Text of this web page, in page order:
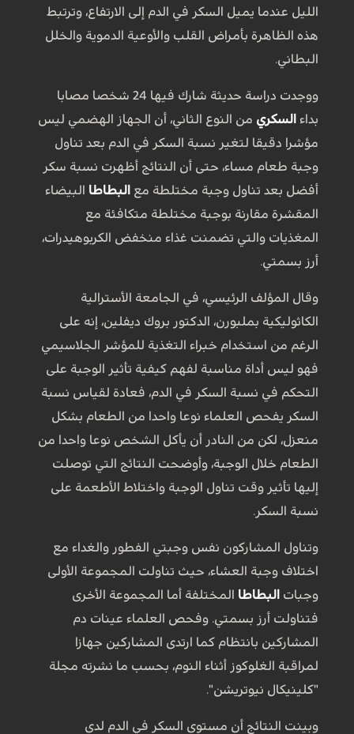
الليل عندما يميل السكر في الدم إلى الارتفاع، وترتبط
هذه الظاهرة بأمراض القلب والأوعية الدموية والخلل
البطاني.
ووجدت دراسة حديثة شارك فيها 24 شخصا مصابا
بداء السكري من النوع الثاني، أن الجهاز الهضمي ليس
مؤشرا دقيقا لتغير نسبة السكر في الدم بعد تناول
وجبة طعام مساء، حتى أن النتائج أظهرت نسبة سكر
أفضل بعد تناول وجبة مختلطة مع البطاطا البيضاء
المقشرة مقارنة بوجبة مختلطة متكافئة مع
المغذيات والتي تضمنت غذاء منخفض الكربوهيدرات،
أرز بسمتي.
وقال المؤلف الرئيسي، في الجامعة الأسترالية
الكاثوليكية بملبورن، الدكتور بروك ديفلين، إنه على
الرغم من استخدام خبراء التغذية للمؤشر الجلاسيمي
فهو ليس أداة مناسبة لفهم كيفية تأثير الوجبة على
التحكم في نسبة السكر في الدم، فعادة لقياس نسبة
السكر يفحص العلماء نوعا واحدا من الطعام بشكل
منعزل، لكن من النادر أن يأكل الشخص نوعا واحدا من
الطعام خلال الوجبة، وأوضحت النتائج التي توصلت
إليها تأثير وقت تناول الوجبة واختلاط الأطعمة على
نسبة السكر.
وتناول المشاركون نفس وجبتي الفطور والغداء مع
اختلاف وجبة العشاء، حيث تناولت المجموعة الأولى
وجبات البطاطا المختلفة أما المجموعة الأخرى
فتناولت أرز بسمتي. وفحص العلماء عينات دم
المشاركين بانتظام كما ارتدى المشاركين جهازا
لمراقبة الغلوكوز أثناء النوم، بحسب ما نشرته مجلة
"كلينيكال نيوتريشن".
وبينت النتائج أن مستوى السكر في الدم لدى